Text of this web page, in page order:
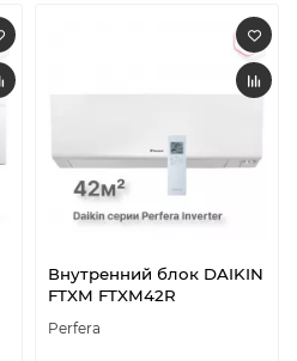
Внутренний блок DAIKIN
FTXM FTXM42R
Perfera